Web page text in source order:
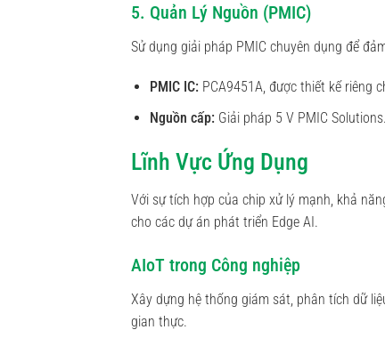
5. Quản Lý Nguồn (PMIC)
Sử dụng giải pháp PMIC chuyên dụng để
PMIC IC: PCA9451A, được thiết kế riêng
Nguồn cấp: Giải pháp 5 V PMIC Solutions.
Lĩnh Vực Ứng Dụng
Với sự tích hợp của chip xử lý mạnh, khả
cho các dự án phát triển Edge AI.
AIoT trong Công nghiệp
Xây dựng hệ thống giám sát, phân tích dữ
gian thực.